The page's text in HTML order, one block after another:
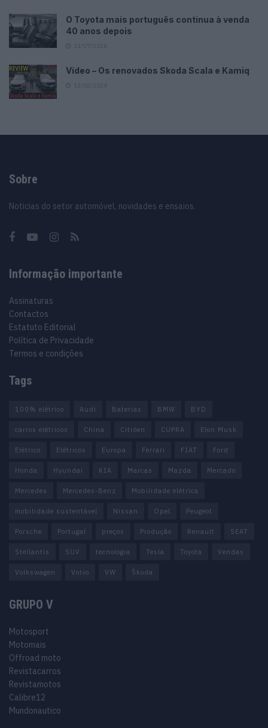
O Toyota mais português continua à venda
40 anos depois
Vídeo – Os renovados Skoda Scala e Kamiq
Sobre
Noticias do setor automóvel, novidades e ensaios.
Informação importante
Assinaturas
Contactos
Estatuto Editorial
Política de Privacidade
Termos e condições
Tags
100% elétrico Audi Baterias BMW BYD
carros elétricos China Citröen CUPRA Elon Musk
Elétrico Elétricos Europa Ferrari FIAT Ford
Honda Hyundai KIA Marcas Mazda Mercado
Mercedes Mercedes-Benz Mobilidade elétrica
mobilidade sustentável Nissan Opel Peugeot
Porsche Portugal preços Produção Renault SEAT
Stellantis SUV tecnologia Tesla Toyota Vendas
Volkswagen Volvo VW Škoda
GRUPO V
Motosport
Motomais
Offroad moto
Revistacarros
Revistamotos
Calibre12
Mundonautico